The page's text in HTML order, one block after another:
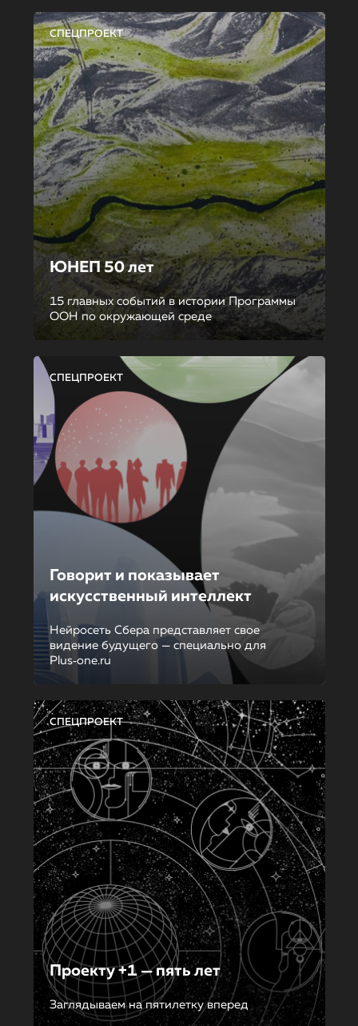
СПЕЦПРОЕКТ
ЮНЕП 50 лет
15 главных событий в истории Программы
ООН по окружающей среде
СПЕЦПРОЕКТ
Говорит и показывает
искусственный интеллект
Нейросеть Сбера представляет свое
видение будущего — специально для
Plus‑one.ru
СПЕЦПРОЕКТ
Проекту +1 — пять лет
Заглядываем на пятилетку вперед